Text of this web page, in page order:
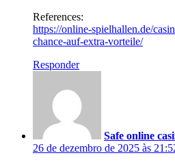
References:
https://online-spielhallen.de/
chance-auf-extra-vorteile/
Responder
Safe online
26 de dezembro de 2025 às